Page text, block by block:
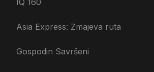
IQ 160
Asia Express: Zmajeva ruta
Gospodin Savršeni